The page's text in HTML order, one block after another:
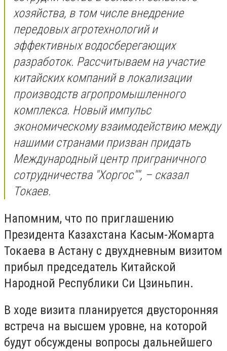
хозяйства, в том числе внедрение
передовых агротехнологий и
эффективных водосберегающих
разработок. Рассчитываем на участие
китайских компаний в локализации
производств агропромышленного
комплекса. Новый импульс
экономическому взаимодействию между
нашими странами призван придать
Международный центр приграничного
сотрудничества "Хоргос"", – сказал
Токаев.
Напомним, что по приглашению
Президента Казахстана Касым-Жомарта
Токаева в Астану с двухдневным визитом
прибыл председатель Китайской
Народной Республики Си Цзиньпин.
В ходе визита планируется двусторонняя
встреча на высшем уровне, на которой
будут обсуждены вопросы дальнейшего